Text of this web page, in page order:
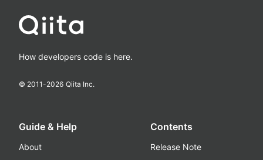
How developers code is here.
© 2011-2026 Qiita Inc.
Guide & Help
About
Contents
Release Note